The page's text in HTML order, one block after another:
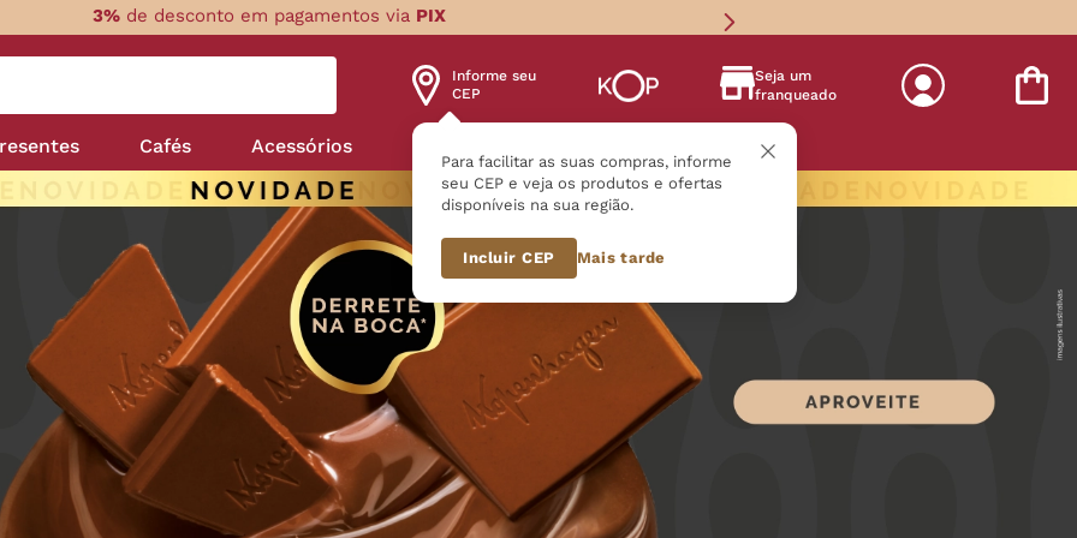
3% de desconto em pagamentos via PIX
Informe seu
CEP
Para facilitar as suas compras, informe
seu CEP e veja os produtos e ofertas
disponíveis na sua região.
Incluir CEP Mais tarde
Seja um
franqueado
Cafés Acessórios